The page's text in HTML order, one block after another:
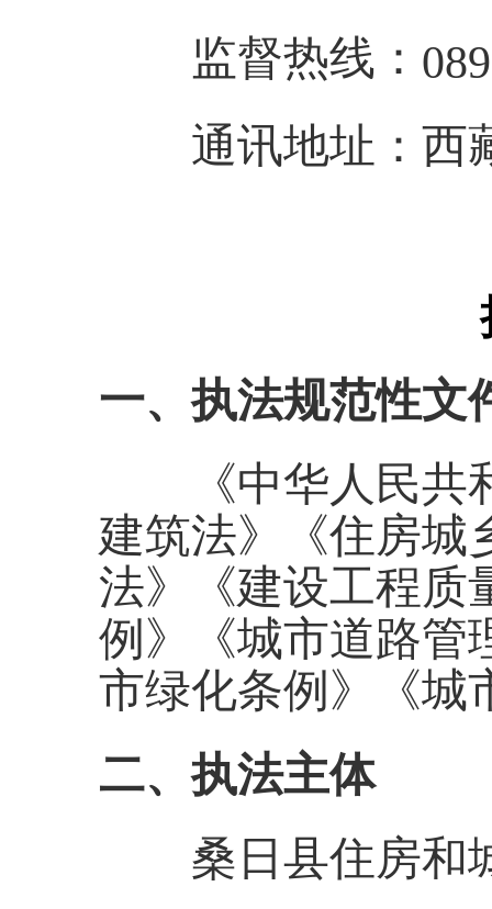
监督热线：
通讯地址：西
一、执法规范性文
《中华人民共和
建筑法》《住房城
法》《建设工程质
例》《城市道路管
市绿化条例》《城
二、执法主体
桑日县住房和城